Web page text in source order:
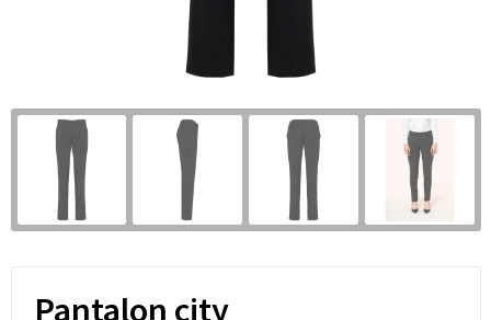
Pantalon city